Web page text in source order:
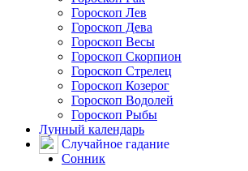
Гороскоп Лев
Гороскоп Дева
Гороскоп Весы
Гороскоп Скорпион
Гороскоп Стрелец
Гороскоп Козерог
Гороскоп Водолей
Гороскоп Рыбы
Лунный календарь
Случайное гадание
Сонник